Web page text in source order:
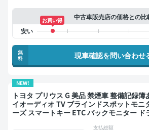
中古車販売店の価格との比
お買い得
無
料
現車確認を問い合わせ
NEW!
トヨタ プリウス G 美品 禁煙車 整備記録簿あり ディスプレ
イオーディオ TV ブラインドスポットモニ
ーズ スマートキー ETC バックモニター ド
支払総額